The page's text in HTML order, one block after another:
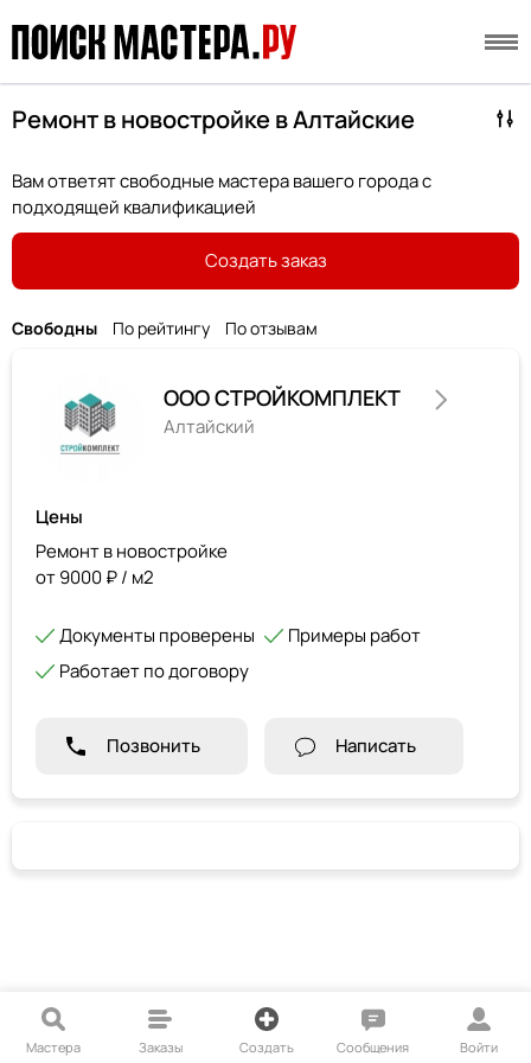
Ремонт в новостройке в Алтайские
Вам ответят свободные мастера вашего города с
подходящей квалификацией
Создать заказ
Свободны По рейтингу По отзывам
ООО СТРОЙКОМПЛЕКТ
Алтайский
Цены
Ремонт в новостройке
от 9000 ₽ / м2
Документы проверены
Примеры работ
Работает по договору
Позвонить Написать
Мастера Заказы Создать Сообщения Войти